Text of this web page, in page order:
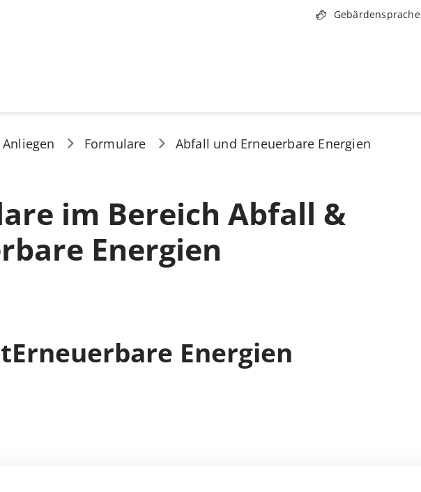
Gebärdensprache
Formulare Abfall und Erneuerbare Energien
im Bereich Abfall &
Energien
Erneuerbare Energien